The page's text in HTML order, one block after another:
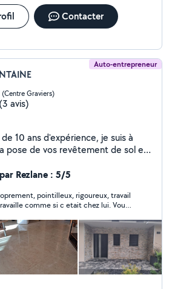
Contacter
Auto-entrepreneur
Graviers)
(3 avis)
10 ans d'expérience, je suis à
pose de vos revêtement de sol et
Rezlane : 5/5
pointilleux, rigoureux, travail
comme si c etait chez lui. Vous